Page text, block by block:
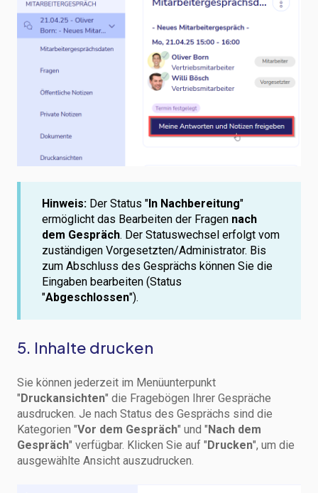
Hinweis: Der Status " In Nachbereitung"
ermöglicht das Bearbeiten der Fragen nach
dem Gespräch. Der Statuswechsel erfolgt vom
zuständigen Vorgesetzten/Administrator. Bis
zum Abschluss des Gesprächs können Sie die
Eingaben bearbeiten (Status
"Abgeschlossen").
5. Inhalte drucken
Sie können jederzeit im Menüunterpunkt
"Druckansichten" die Fragebögen Ihrer Gespräche
ausdrucken. Je nach Status des Gesprächs sind die
Kategorien "Vor dem Gespräch" und "Nach dem
Gespräch" verfügbar. Klicken Sie auf "Drucken", um die
ausgewählte Ansicht auszudrucken.